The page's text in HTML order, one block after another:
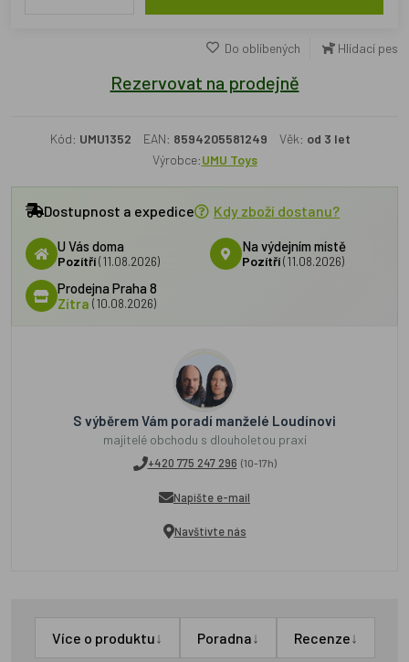
Do oblíbených Hlídací pes
Rezervovat na prodejně
Kód: UMU1352 EAN: 8594205581249 Věk: od 3 let
Výrobce:UMU Toys
Dostupnost a expedice Kdy zboží dostanu?
U Vás doma
Pozítří(11.08.2026)
Na výdejním místě
Pozítří (11.08.2026)
Prodejna Praha 8
Zítra (10.08.2026)
S výběrem Vám poradí manželé Loudínovi
majitelé obchodu s dlouholetou praxí
+420 775 247 296 (10-17h)
Napište e-mail
Navštivte nás
Více o produktu↓ Poradna↓ Recenze↓